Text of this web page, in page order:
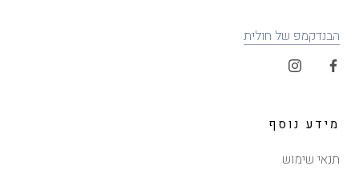
הבנדקמפ של חולית
מידע נוסף
תנאי שימוש